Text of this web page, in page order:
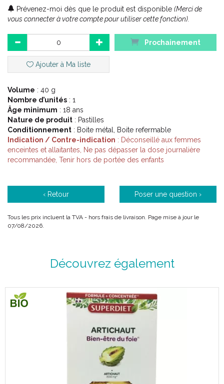
Les billes GASTROZAN sont à base de réglisse qui facilite la
digestion. Leur goût agréable et désaltérant.
Conseils d' utilisation :
De 1 à 4 billes maximum par jour, après le repas.
Précautions d' emploi :
Ne pas dépasser la dose journalière conseillée.
Ne pas consommer plus de 12 billes par jour.
mode de vie sain.
Tenir hors de portée des jeunes enfants.
hypertension doivent éviter toute consommation excessive.
Tenir à l' abri de la chaleur et de l' humidité.
Composition :
Extrait de réglisse (50%), sirop de glucose déshydraté,
maltodextrine, agent d' enrobage : cire d' abeilles.
Informations nutritionnelles :
Prévenez-moi dès que le produit est disponible (Merci de
vous connecter à votre compte pour utiliser cette fonction).
Prochainement
Ajouter à Ma liste
Volume : 40 g
Nombre d’unités : 1
Âge minimum : 18 ans
Nature de produit : Pastilles
Conditionnement : Boite métal, Boite refermable
Indication / Contre-indication : Déconseillé aux femmes
enceintes et allaitantes, Ne pas dépasser la dose journalière
recommandée, Tenir hors de portée des enfants
‹ Retour Poser une question ›
Tous les prix incluent la TVA - hors frais de livraison. Page mise à jour le
07/08/2026.
Découvrez également